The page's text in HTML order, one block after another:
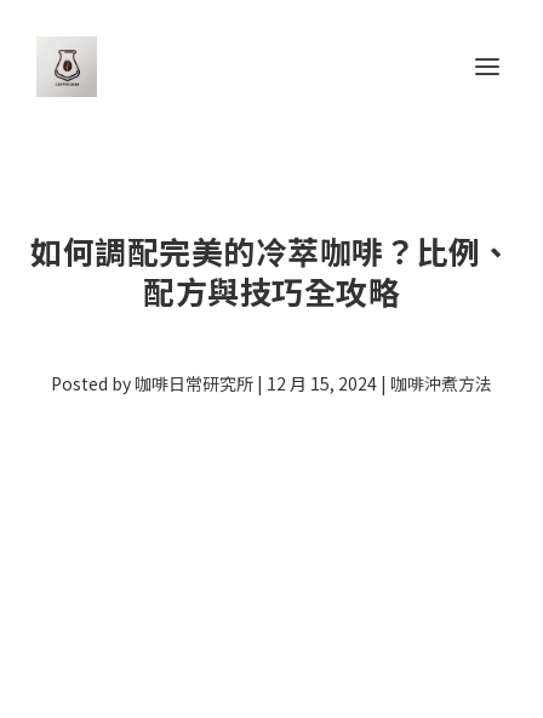
如何調配完美的冷萃咖啡？比例、
配方與技巧全攻略
Posted by 咖啡日常研究所 | 12 月 15, 2024 | 咖啡沖煮方法